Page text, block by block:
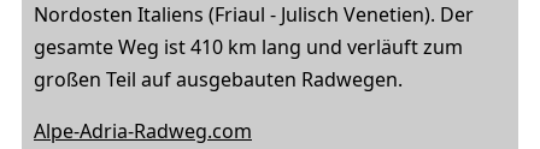
Nordosten Italiens (Friaul - Julisch Venetien). Der
gesamte Weg ist 410 km lang und verläuft zum
großen Teil auf ausgebauten Radwegen.
Alpe-Adria-Radweg.com